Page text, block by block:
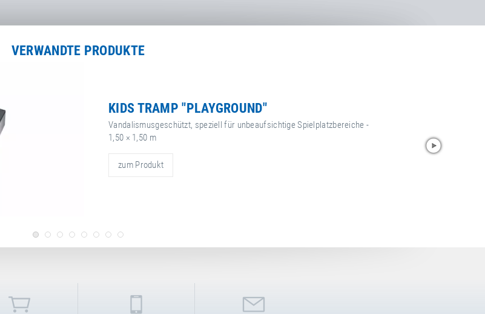
VERWANDTE PRODUKTE
KIDS TRAMP "PLAYGROUND"
Vandalismusgeschützt, speziell für unbeaufsichtige Spielplatzbereiche -
1,50 × 1,50 m
zum Produkt